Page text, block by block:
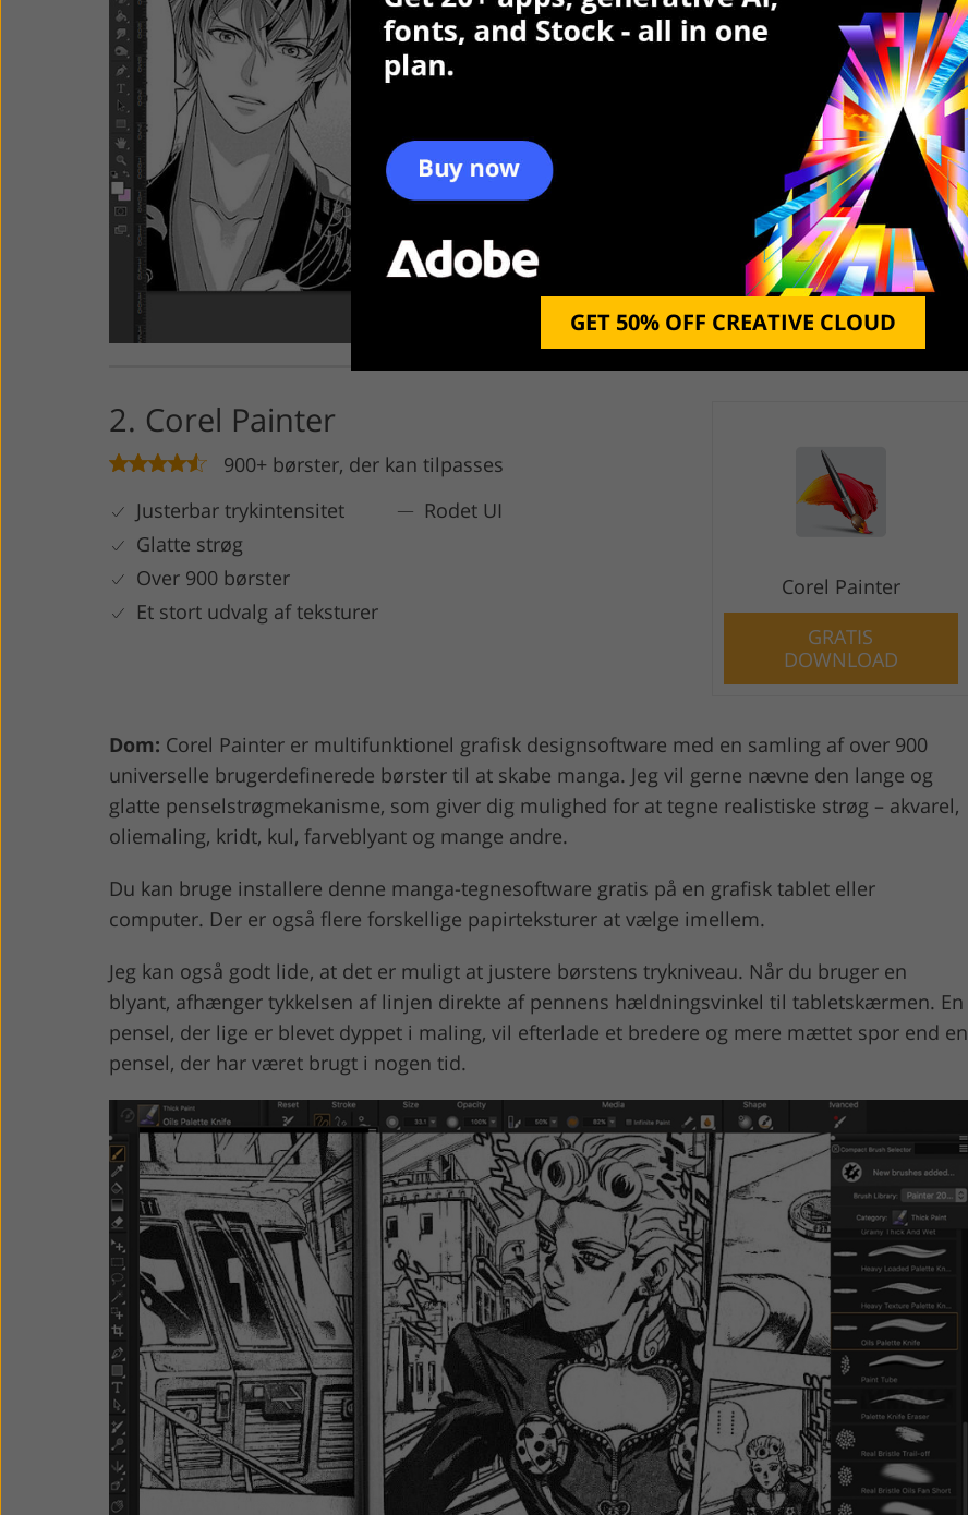
2. Corel Painter
900+ børster, der kan tilpasses
Justerbar trykintensitet
Glatte strøg
Over 900 børster
Et stort udvalg af teksturer
Rodet UI
Corel Painter
GRATIS
DOWNLOAD
Dom: Corel Painter er multifunktionel grafisk designsoftware med en samling af over 900
universelle brugerdefinerede børster til at skabe manga. Jeg vil gerne nævne den lange og
glatte penselstrøgmekanisme, som giver dig mulighed for at tegne realistiske strøg – akvarel,
oliemaling, kridt, kul, farveblyant og mange andre.
Du kan bruge installere denne manga-tegnesoftware gratis på en grafisk tablet eller
computer. Der er også flere forskellige papirteksturer at vælge imellem.
Jeg kan også godt lide, at det er muligt at justere børstens trykniveau. Når du bruger en
blyant, afhænger tykkelsen af linjen direkte af pennens hældningsvinkel til tabletskærmen. En
pensel, der lige er blevet dyppet i maling, vil efterlade et bredere og mere mættet spor end en
pensel, der har været brugt i nogen tid.
GET 50% OFF CREATIVE CLOUD